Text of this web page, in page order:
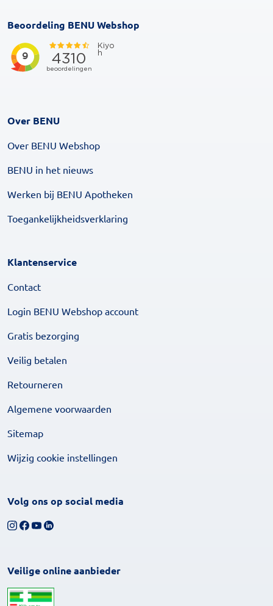
Beoordeling BENU Webshop
Over BENU
Over BENU Webshop
BENU in het nieuws
Werken bij BENU Apotheken
Toegankelijkheidsverklaring
Klantenservice
Contact
Login BENU Webshop account
Gratis bezorging
Veilig betalen
Retourneren
Algemene voorwaarden
Sitemap
Wijzig cookie instellingen
Volg ons op social media
Volg ons op Instagram
Volg ons op Facebook
Bekijk ons YouTube-kanaal
Volg ons op LinkedIn
Veilige online aanbieder